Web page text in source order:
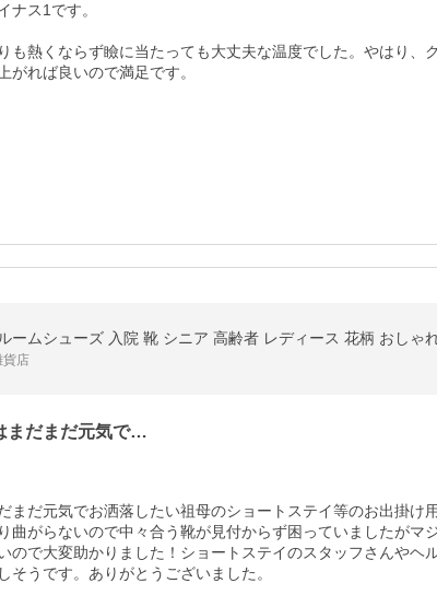
ナス1です。
も熱くならず瞼に当たっても大丈夫な温度でした。やはり、
がれば良いので満足です。
貨店
まだまだ元気で…
まだ元気でお洒落したい祖母のショートステイ等のお出掛け
曲がらないので中々合う靴が見付からず困っていましたがマ
ので大変助かりました！ショートステイのスタッフさんやヘ
そうです。ありがとうございました。